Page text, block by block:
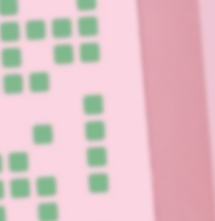
恋愛経験なし
オンライン
再婚
スピード婚